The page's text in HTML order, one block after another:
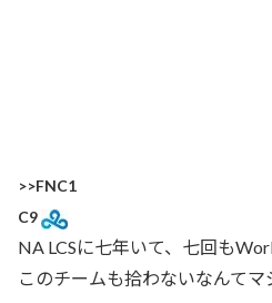
>>FNC1
C9
NA LCSに七年いて、七回も
このチームも拾わないなんてマ